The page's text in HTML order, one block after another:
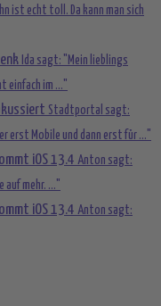
ist echt toll. Da kann man sich
Ida sagt: "Mein lieblings
einfach im ..."
Stadtportal sagt:
erst Mobile und dann erst für ..."
iOS 13.4 Anton sagt:
mehr. ..."
iOS 13.4 Anton sagt: